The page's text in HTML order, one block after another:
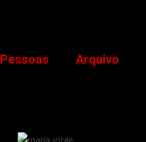
Pessoas Arquivo